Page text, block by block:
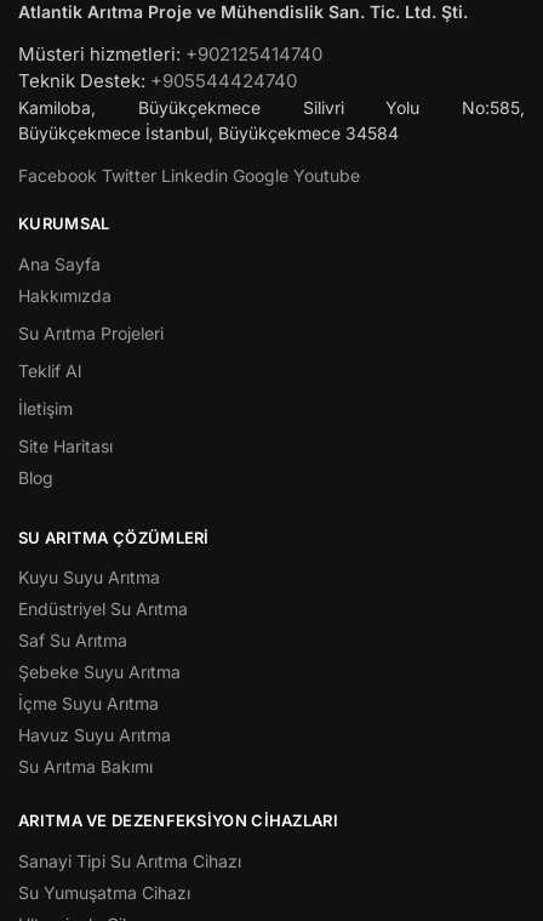
Atlantik Arıtma Proje ve Mühendislik San. Tic. Ltd. Şti.
Müsteri hizmetleri: +902125414740
Teknik Destek: +905544424740
Kamiloba, Büyükçekmece Silivri Yolu No:585,
Büyükçekmece İstanbul, Büyükçekmece 34584
Facebook Twitter Linkedin Google Youtube
KURUMSAL
Ana Sayfa
Hakkımızda
Su Arıtma Projeleri
Teklif Al
İletişim
Site Haritası
Blog
SU ARITMA ÇÖZÜMLERI
Kuyu Suyu Arıtma
Endüstriyel Su Arıtma
Saf Su Arıtma
Şebeke Suyu Arıtma
İçme Suyu Arıtma
Havuz Suyu Arıtma
Su Arıtma Bakımı
ARITMA VE DEZENFEKSIYON CIHAZLARI
Sanayi Tipi Su Arıtma Cihazı
Su Yumuşatma Cihazı